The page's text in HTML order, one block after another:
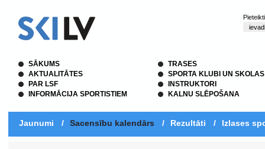
SĀKUMS
AKTUALITĀTES
PAR LSF
INFORMĀCIJA SPORTISTIEM
TRASES
SPORTA KLUBI UN SKOLAS
INSTRUKTORI
KALNU SLĒPOŠANA
Jaunumi / Sacensību kalendārs / Rezultāti / Izlases